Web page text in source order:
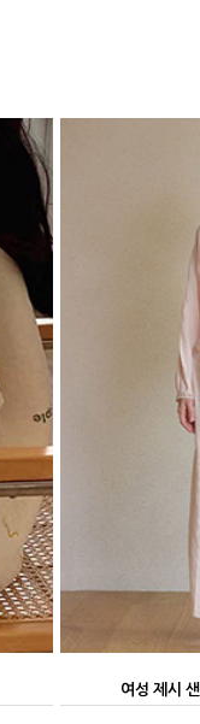
여성 제시